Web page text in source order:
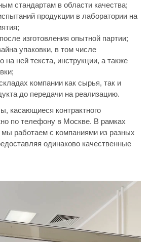
стандартам в области качества;
продукции в лаборатории на
изготовления опытной партии;
упаковки, в том числе
на ней текста, инструкции, а также
компании как сырья, так и
до передачи на реализацию.
касающиеся контрактного
по телефону в Москве. В рамках
работаем с компаниями из разных
одинаково качественные